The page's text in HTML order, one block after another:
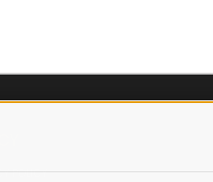
POLICY